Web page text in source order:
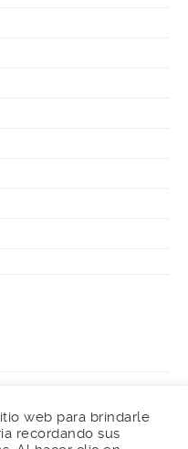
web para brindarle
recordando sus